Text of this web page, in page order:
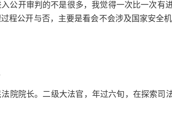
公开审判的不是很多，我觉得一次比一次
程公开与否，主要是看会不会涉及国家安全
院院长。二级大法官，年过六旬，在探索